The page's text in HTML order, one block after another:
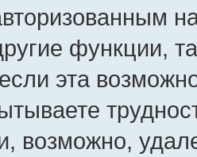
функции,
эта
возможно,